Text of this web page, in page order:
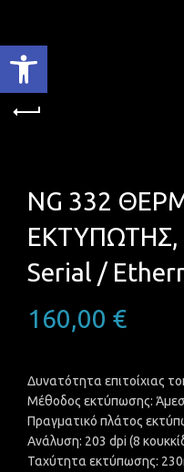
Ανοίξτε τη γραμμή εργαλείων
NG 332
ΕΚΤΥΠΩΤΗΣ,
Serial /
160,00 €
Δυνατότητα επιτοίχιας
Μέθοδος εκτύπωσης:
Πραγματικό πλάτος
Ανάλυση: 203 dpi (8
Ταχύτητα εκτύπωσης: